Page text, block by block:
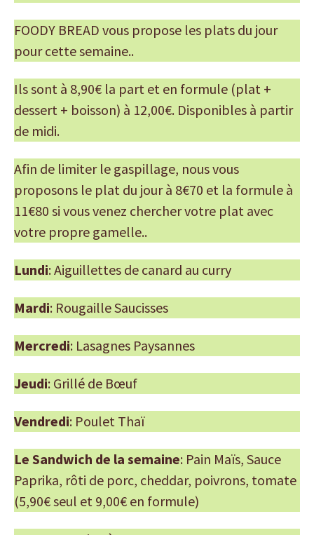
FOODY BREAD vous propose les plats du jour
pour cette semaine..
Ils sont à 8,90€ la part et en formule (plat +
dessert + boisson) à 12,00€. Disponibles à partir
de midi.
Afin de limiter le gaspillage, nous vous
proposons le plat du jour à 8€70 et la formule à
11€80 si vous venez chercher votre plat avec
votre propre gamelle..
Lundi: Aiguillettes de canard au curry
Mardi: Rougaille Saucisses
Mercredi: Lasagnes Paysannes
Jeudi: Grillé de Bœuf
Vendredi: Poulet Thaï
Le Sandwich de la semaine: Pain Maïs, Sauce
Paprika, rôti de porc, cheddar, poivrons, tomate
(5,90€ seul et 9,00€ en formule)